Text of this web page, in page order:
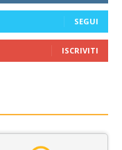
SEGUI
ISCRIVITI